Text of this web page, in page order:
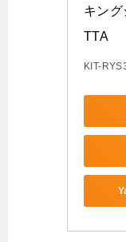
キング
TTA
KIT-